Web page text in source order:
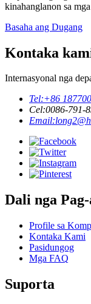
kinahanglanon sa
Basaha ang Dugang
Kontaka
Internasyonal nga
Tel:+86
Cel:0086-791-
Email:
Dali nga Pag-
Profile sa
Kontaka Kami
Pasidungog
Mga FAQ
Suporta